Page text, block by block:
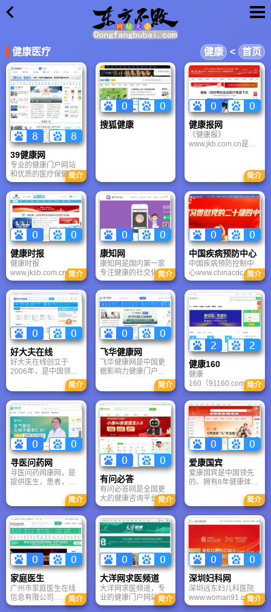
×
健康医疗 健康 < 首页
39健康网
专业的健康门户网站
和优质的医疗保健信
息与在线健康服务平
台，39健康网最大的
优点在于将海量的医
疗资源与互联网服务
相结合，极大地降低
了公众获取优质医疗
信息的门槛，39健康
网提供包括疾病、保
健、健康新闻、药
品、急救、中医、美
容、饮食、健身等在
内的全方位频道。
简介
搜狐健康 健康报网
《健康报》
www.jkb.com.cn是中
国性卫生行业报。健
康报网1931年创刊于
江西瑞金。1956年1
月周恩来总理亲题报
头。在专业报中健康
报网的历史更悠久。
简介
健康时报
健康时报
www.jksb.com.cn是由
人民日报社主办的一
份健康生活服务类周
报，创办于2000年1
月6日，健康时报每周
一、四出版，全国发
行，健康时报目前在
北京、广州、西安、
济南、杭州设有8个印
点，是我国健康生活
服务类报纸中影响力
更强、覆盖面更广、
公信力更高的报纸。
简介
康知网
康知网是国内第一家
专注健康的社交化问
答网站，通过康知阅
读、康知问答、康知
小组、康知访谈、康
知公益、康知活动等
栏目为大众打造一个
负责任的健康社区网
站。康知网将于2013
年4月7日世界卫生日
当天上线，立志于真
正做到“健康早知道”，
普及健康知识，提升
简介
中国疾病预防中心
中国疾病预防控制中
心www.chinacdc.cn其
使命是通过对疾病、
残疾和伤害的预防控
制，创造健康环境，
维护社会稳定，保障
国家安全，促进人民
健康；中国疾病预防
中心其宗旨是以科研
为依托、以人才为根
本、以疾控为中心。
简介
好大夫在线
好大夫在线创立于
2006年，是中国领先
的互联网医疗平台之
一。经过16年的诚信
运营，好大夫在线已
经在医院/医生信息查
询、图文问诊、电话
问诊、远程视频门
诊、门诊精准预约、
诊后疾病管理、家庭
医生、疾病知识科普
等多个领域取得显著
成果，好大夫在线受
到了医生、患者的广
简介
飞华健康网
飞华健康网是中国更
据影响力健康门户，
根植健康，提供科学
权威的健康咨讯，从
保健到母婴育儿、两
性健康等内容.并联合
知名机构自主研发健
康类软件，凭借丰富
的医疗资讯和专业的
技术为网民提供健
康、营养、医疗等健
康信息和服务。
简介
健康160
健康
160（91160.com）是
国内领先的互联网医
疗服务平台，提供覆
盖北京、上海、深
圳、广州等全国主要
城市的三甲医院网上
挂号预约服务。平台
汇聚数万名专家医
生，支持在线问诊、
图文咨询及视频看
病，涵盖冠心病、手
足口病、月经不调等
全科室疾病诊疗。作
为正规就医指导平
台，我们致力于打击
号贩子，为您提供便
疗健康服务。立即登
录健康160，轻松预约
专家号。
简介
寻医问药网
寻医问药闻康网，是
提供医生，患者，相
中国唯一为寻医患者
搭建在线咨询的医疗
网站，更是目前国内
人气更旺、规模更
大、更权威的寻医问
药网站.
简介
有问必答
有问必答网是全国更
大的健康咨询平台，
这里有来自全国各地
的上万名医生在10分
钟内为您免费解答任
何健康问题，您可以
通过文字咨询、电话
咨询等多种方式与医
生进行一对一咨询。
有问必答网，您的家
庭医生！
简介
爱康国宾
爱康国宾是中国领先
的、拥有8年健康体检
业综合性健康管理机
构；以爱康网为依
托，为您提供健康体
检、体检预约、网上
预约挂号、私人医
生、疾病检测、健康
评估等全方位健康管
理服务；爱康国宾在
全国开设多家体检中
心，体检服务遍布全
国四十多个城市，为
数百家著名企业提供
优质的健康管理服
简介
家庭医生
广州市家庭医生在线
信息有限公司
www.familydoctor.co
简介
大洋网求医频道
大洋网求医频道，专
业的健康门户网站，
提供全面、准确、专
简介
深圳妇科网
深圳远东妇儿科医院
www.woman91.com?
?(Shenzhen Far-East
简介